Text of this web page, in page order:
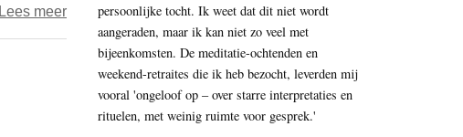
Lees meerover
Nieuwe
kieswet
persoonlijke tocht. Ik weet dat dit niet wordt
aangeraden, maar ik kan niet zo veel met
bijeenkomsten. De meditatie-ochtenden en
weekend-retraites die ik heb bezocht, leverden mij
vooral 'ongeloof op – over starre interpretaties en
rituelen, met weinig ruimte voor gesprek.'